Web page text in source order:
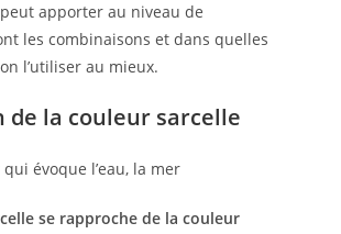
apporter au niveau de
les combinaisons et dans quelles
l’utiliser au mieux.
de la couleur sarcelle
qui évoque l’eau, la mer
se rapproche de la couleur